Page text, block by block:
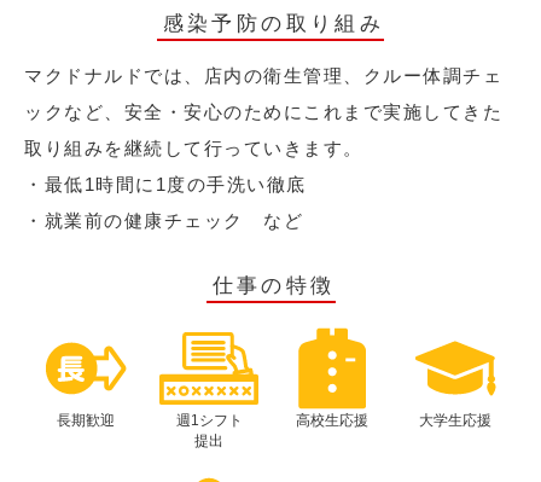
感染予防の取り組み
マクドナルドでは、店内の衛生管理、クルー体調チェ
ックなど、安全・安心のためにこれまで実施してきた
取り組みを継続して行っていきます。
・最低1時間に1度の手洗い徹底
・就業前の健康チェック など
仕事の特徴
長期歓迎
週1シフト
提出
高校生応援 大学生応援